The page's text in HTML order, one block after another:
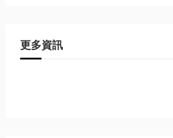
更多資訊